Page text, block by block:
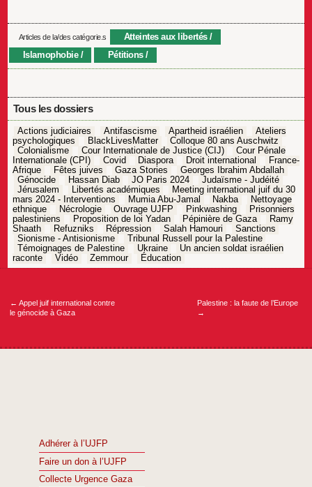
Articles de la/des catégorie.s
Atteintes aux libertés
Islamophobie
Pétitions
Tous les dossiers
Actions judiciaires Antifascisme Apartheid israélien
Ateliers
psychologiques
BlackLivesMatter
Colloque 80 ans Auschwitz
Colonialisme
Cour Internationale de Justice (CIJ)
Cour Pénale
Internationale (CPI)
Covid Diaspora Droit international
France-
Afrique
Fêtes juives Gaza Stories
Georges Ibrahim Abdallah
Génocide
Hassan Diab JO Paris 2024
Judaïsme - Judéité
Jérusalem
Libertés académiques
Meeting international juif du 30
mars 2024 - Interventions
Mumia Abu-Jamal Nakba
Nettoyage
ethnique
Nécrologie Ouvrage UJFP Pinkwashing
Prisonniers
palestiniens
Proposition de loi Yadan Pépinière de Gaza
Ramy
Shaath
Refuzniks Répression Salah Hamouri
Sanctions
Sionisme - Antisionisme
Tribunal Russell pour la Palestine
Témoignages de Palestine
Ukraine
Un ancien soldat israélien
raconte
Vidéo Zemmour Éducation
Navigation
← Appel juif international contre
le génocide à Gaza
Palestine : la faute de l’Europe
→
Adhérer à l’UJFP
Faire un don à l’UJFP
Collecte Urgence Gaza